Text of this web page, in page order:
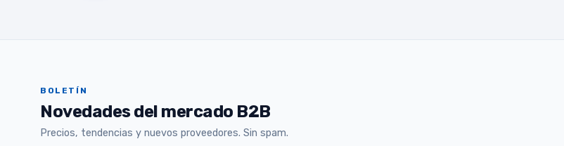
BOLETÍN
Novedades del mercado B2B
Precios, tendencias y nuevos proveedores. Sin spam.